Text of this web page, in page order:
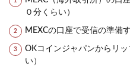
０分くらい）
MEXCの口座で受信の準備
OKコインジャパンからリ
い）